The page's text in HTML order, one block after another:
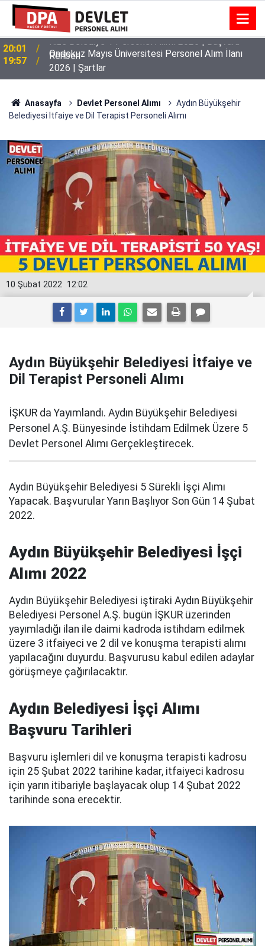
19:57
Ondokuz Mayıs Üniversitesi Personel Alım İlanı
2026 | Şartlar
Anasayfa Devlet Personel Alımı
Aydın Büyükşehir
Belediyesi İtfaiye ve Dil Terapist Personeli Alımı
12:02
10 Şubat 2022
Aydın Büyükşehir Belediyesi İtfaiye ve
Dil Terapist Personeli Alımı
İŞKUR da Yayımlandı. Aydın Büyükşehir Belediyesi
Personel A.Ş. Bünyesinde İstihdam Edilmek Üzere 5
Devlet Personel Alımı Gerçekleştirecek.
Aydın Büyükşehir Belediyesi 5 Sürekli İşçi Alımı
Yapacak. Başvurular Yarın Başlıyor Son Gün 14 Şubat
2022.
Aydın Büyükşehir Belediyesi İşçi
Alımı 2022
Aydın Büyükşehir Belediyesi iştiraki Aydın Büyükşehir
Belediyesi Personel A.Ş. bugün İŞKUR üzerinden
yayımladığı ilan ile daimi kadroda istihdam edilmek
üzere 3 itfaiyeci ve 2 dil ve konuşma terapisti alımı
yapılacağını duyurdu. Başvurusu kabul edilen adaylar
görüşmeye çağırılacaktır.
Aydın Belediyesi İşçi Alımı
Başvuru Tarihleri
Başvuru işlemleri dil ve konuşma terapisti kadrosu
için 25 Şubat 2022 tarihine kadar, itfaiyeci kadrosu
için yarın itibariyle başlayacak olup 14 Şubat 2022
tarihinde sona erecektir.